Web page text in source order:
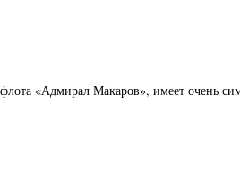
«Адмирал Макаров», имеет очень